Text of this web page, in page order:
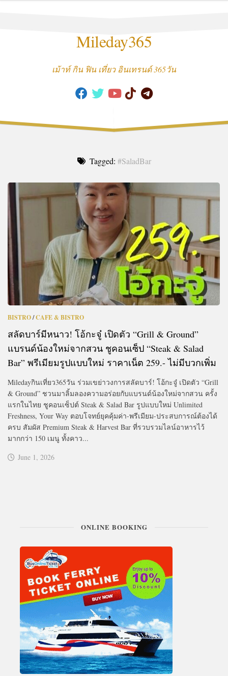
Mileday365
เม้าท์ กิน ฟิน เที่ยว อินเทรนด์ 365วัน
Tagged: #SaladBar
BISTRO/CAFE & BISTRO
สลัดบาร์มีหนาว! โอ้กะจู๋ เปิดตัว “Grill & Ground”
แบรนด์น้องใหม่จากสวน ชูคอนเซ็ป “Steak & Salad
Bar” พรีเมียมรูปแบบใหม่ ราคาเน็ต 259.- ไม่มีบวกเพิ่ม
Miledayกินเที่ยว365วัน ร่วมเขย่าวงการสลัดบาร์! โอ้กะจู๋ เปิดตัว “Grill
& Ground” ชวนมาลิ้มลองความอร่อยกับแบรนด์น้องใหม่จากสวน ครั้ง
แรกในไทย ชูคอนเซ็ปต์ Steak & Salad Bar รูปแบบใหม่ Unlimited
Freshness, Your Way ตอบโจทย์ยุคคุ้มค่า-พรีเมียม-ประสบการณ์ต้องได้
ครบ สัมผัส Premium Steak & Harvest Bar ที่รวบรวมไลน์อาหารไว้
มากกว่า 150 เมนู ทั้งคาว...
June 1, 2026
ONLINE BOOKING